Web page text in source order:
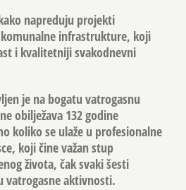
napreduju projekti
infrastrukture, koji
i kvalitetniji svakodnevni
je na bogatu vatrogasnu
obilježava 132 godine
koliko se ulaže u profesionalne
koji čine važan stup
života, čak svaki šesti
vatrogasne aktivnosti.